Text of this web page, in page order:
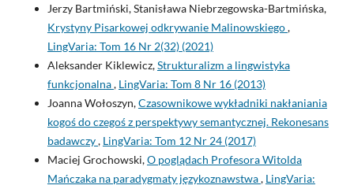
Jerzy Bartmiński, Stanisława Niebrzegowska-Bartmińska,
Krystyny Pisarkowej odkrywanie Malinowskiego,
LingVaria: Tom 16 Nr 2(32) (2021)
Aleksander Kiklewicz,Strukturalizm a lingwistyka
funkcjonalna, LingVaria: Tom 8 Nr 16 (2013)
Joanna Wołoszyn,Czasownikowe wykładniki nakłaniania
kogoś do czegoś z perspektywy semantycznej. Rekonesans
badawczy, LingVaria: Tom 12 Nr 24 (2017)
Maciej Grochowski,O poglądach Profesora Witolda
Mańczaka na paradygmaty językoznawstwa, LingVaria: